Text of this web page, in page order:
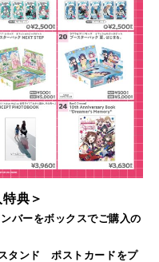
典＞
バーをボックスでご購入の
タンド ポストカードをプ